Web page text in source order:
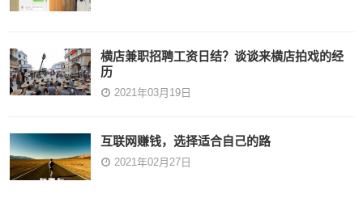
横店兼职招聘工资日结？谈谈来横店拍戏的经
历
2021年03月19日
互联网赚钱，选择适合自己的路
2021年02月27日